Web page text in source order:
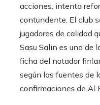
acciones, intenta
contundente. El club
jugadores de calidad
Sasu Salin es uno de
ficha del notador
según las fuentes de
confirmaciones de Al